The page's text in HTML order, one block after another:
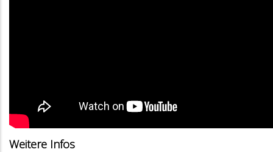
Weitere Infos